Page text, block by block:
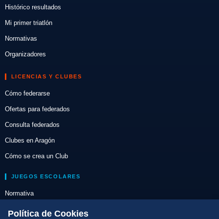
Histórico resultados
Mi primer triatlón
Normativas
Organizadores
LICENCIAS Y CLUBES
Cómo federarse
Ofertas para federados
Consulta federados
Clubes en Aragón
Cómo se crea un Club
JUEGOS ESCOLARES
Normativa
Escuelas de Triatlón
Política de Cookies